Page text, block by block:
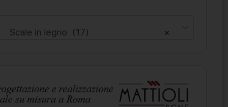
×
Scale in legno (17)